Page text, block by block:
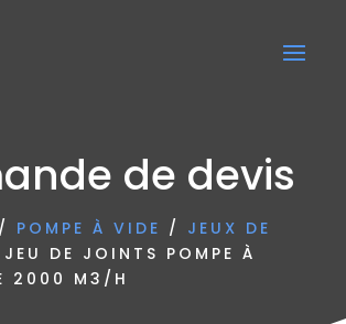
de devis
/ POMPE À VIDE / JEUX DE
DE JOINTS POMPE À
2000 M3/H